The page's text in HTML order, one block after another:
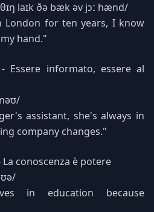
laɪk ðə bæk əv jɔː hænd/
London for ten years, I know
hand."
- Essere informato, essere al
assistant, she's always in
company changes."
La conoscenza è potere
in education because